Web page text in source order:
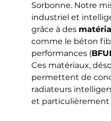
Sorbonne. Notre
industriel et
grâce à des
comme le béton
performances (
Ces matériaux,
permettent de
radiateurs
et particulièrement